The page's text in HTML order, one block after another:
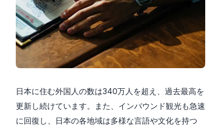
日本に住む外国人の数は340万人を超え、過去最高を
更新し続けています。また、インバウンド観光も急速
に回復し、日本の各地域は多様な言語や文化を持つ